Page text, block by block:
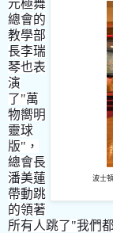
波士
元極舞
總會的
教學部
長李瑞
琴也表
演
了"萬
物嚮明
靈球
版"，
總會長
潘美蓮
帶動跳
的領著
所有人跳了"我們